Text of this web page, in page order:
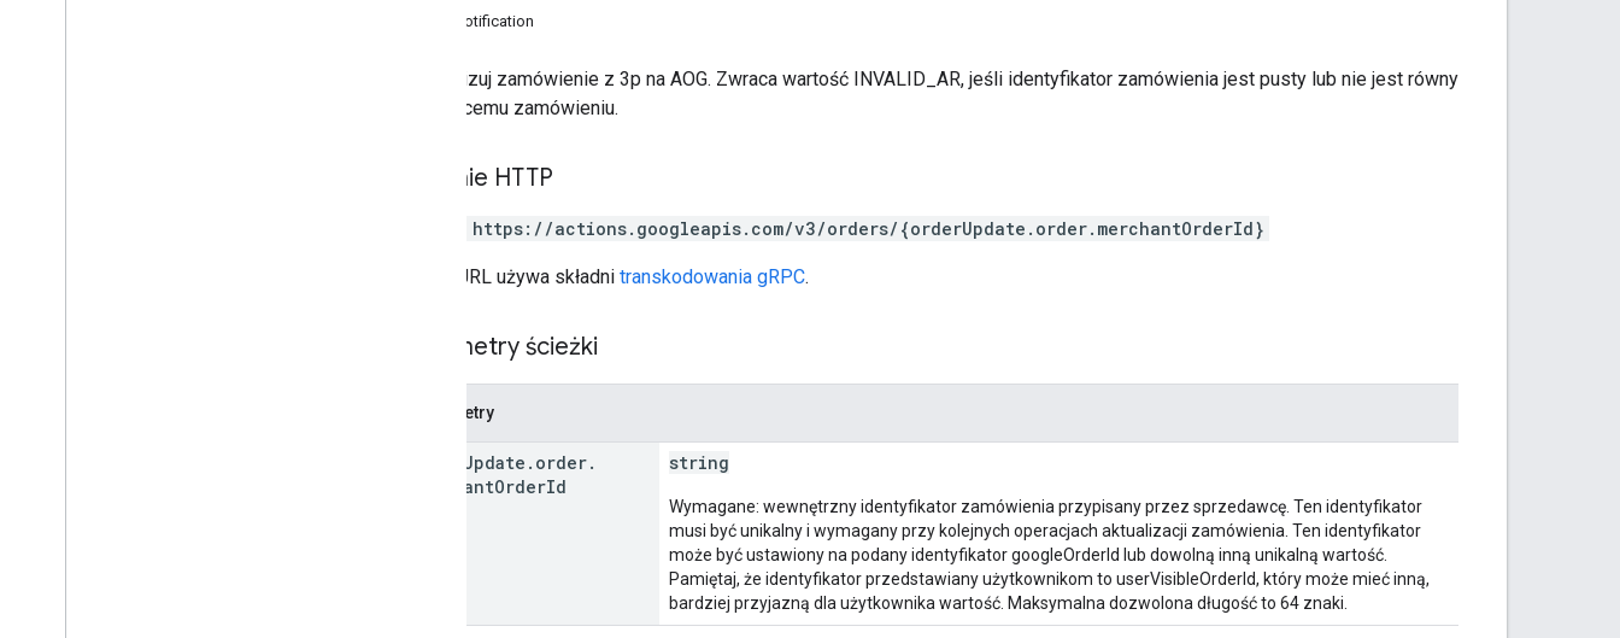
UserNotification
Zaktualizuj zamówienie z 3p na AOG. Zwraca wartość INVALID_AR, jeśli identyfikator zamówienia jest pusty lub nie jest równy
istniejącemu zamówieniu.
Żądanie HTTP
PATCH https://actions.googleapis.com/v3/orders/{orderUpdate.order.merchantOrderId}
Adres URL używa składni transkodowania gRPC.
Parametry ścieżki
Parametry
Update . order.
merchantOrderId
string
Wymagane: wewnętrzny identyfikator zamówienia przypisany przez sprzedawcę. Ten identyfikator
musi być unikalny i wymagany przy kolejnych operacjach aktualizacji zamówienia. Ten identyfikator
może być ustawiony na podany identyfikator googleOrderId lub dowolną inną unikalną wartość.
Pamiętaj, że identyfikator przedstawiany użytkownikom to userVisibleOrderId, który może mieć inną,
bardziej przyjazną dla użytkownika wartość. Maksymalna dozwolona długość to 64 znaki.